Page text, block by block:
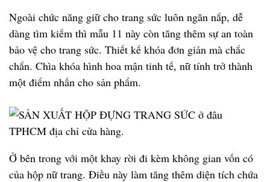
Ngoài chức năng giữ cho trang sức luôn ngăn nắp, dễ
dàng tìm kiếm thì mẫu 11 này còn tăng thêm sự an toàn
bảo vệ cho trang sức. Thiết kế khóa đơn giản mà chắc
chắn. Chìa khóa hình hoa mận tinh tế, nữ tính trở thành
một điểm nhấn cho sản phẩm.
Ở bên trong với một khay rời đi kèm không gian vốn có
của hộp nữ trang. Điều này làm tăng thêm diện tích chứa